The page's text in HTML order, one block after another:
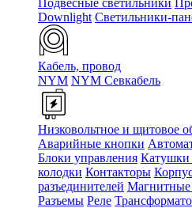
Подвесные светильники
Downlight Светильники-
Кабель, провод
NYM NYM Севкабель
Низковольтное и щитовое
Аварийные кнопки
Блоки управления Катушки
колодки Контакторы
разъединителей Магнитные
Разъемы Реле